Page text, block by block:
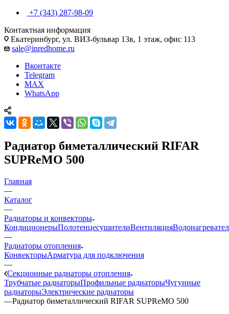
+7 (343) 287-98-09
Контактная информация
Екатеринбург, ул. ВИЗ-бульвар 13в, 1 этаж, офис 113
sale@inredhome.ru
Вконтакте
Telegram
MAX
WhatsApp
Радиатор биметаллический RIFAR
SUPReMO 500
Главная
—
Каталог
—
Радиаторы и конвекторы
КондиционерыПолотенцесушителиВентиляция
—
Радиаторы отопления
КонвекторыАрматура для подключения
—
Секционные радиаторы отопления
Трубчатые радиаторыПрофильные радиаторыЧугунные
радиаторыЭлектрические радиаторы
—Радиатор биметаллический RIFAR SUPReMO 500